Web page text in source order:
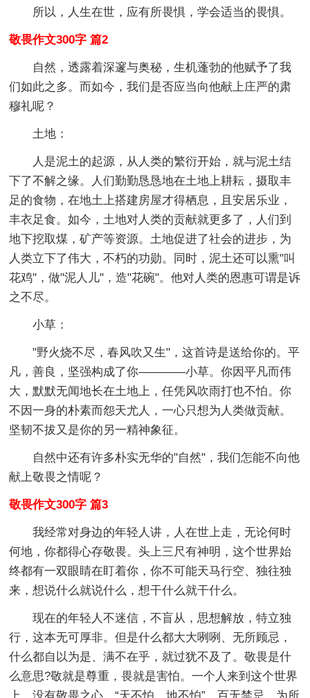
所以，人生在世，应有所畏惧，学会适当的畏惧。
敬畏作文300字 篇2
自然，透露着深邃与奥秘，生机蓬勃的他赋予了我
们如此之多。而如今，我们是否应当向他献上庄严的肃
穆礼呢？
土地：
人是泥土的起源，从人类的繁衍开始，就与泥土结
下了不解之缘。人们勤勤恳恳地在土地上耕耘，摄取丰
足的食物，在地土上搭建房屋才得栖息，且安居乐业，
丰衣足食。如今，土地对人类的贡献就更多了，人们到
地下挖取煤，矿产等资源。土地促进了社会的进步，为
人类立下了伟大，不朽的功勋。同时，泥土还可以熏"叫
花鸡"，做"泥人儿"，造"花碗"。他对人类的恩惠可谓是诉
之不尽。
小草：
"野火烧不尽，春风吹又生"，这首诗是送给你的。平
凡，善良，坚强构成了你————小草。你因平凡而伟
大，默默无闻地长在土地上，任凭风吹雨打也不怕。你
不因一身的朴素而怨天尤人，一心只想为人类做贡献。
坚韧不拔又是你的另一精神象征。
自然中还有许多朴实无华的"自然"，我们怎能不向他
献上敬畏之情呢？
敬畏作文300字 篇3
我经常对身边的年轻人讲，人在世上走，无论何时
何地，你都得心存敬畏。头上三尺有神明，这个世界始
终都有一双眼睛在盯着你，你不可能天马行空、独往独
来，想说什么就说什么，想干什么就干什么。
现在的年轻人不迷信，不盲从，思想解放，特立独
行，这本无可厚非。但是什么都大大咧咧、无所顾忌，
什么都自以为是、满不在乎，就过犹不及了。敬畏是什
么意思?敬就是尊重，畏就是害怕。一个人来到这个世界
上，没有敬畏之心，“天不怕、地不怕”，百无禁忌，为所